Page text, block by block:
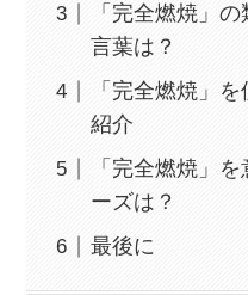
「完全燃焼」
言葉は？
「完全燃焼」
紹介
「完全燃焼」
ーズは？
最後に